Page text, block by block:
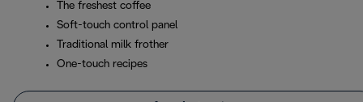
The freshest coffee
Soft-touch control panel
Traditional milk frother
One-touch recipes